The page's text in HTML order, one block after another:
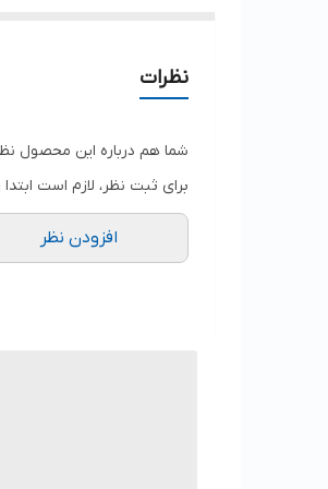
نظرات
شما هم درباره این محصول
برای ثبت نظر، لازم است
افزودن نظر